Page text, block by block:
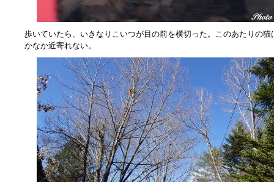
歩いていたら、いきなりこいつが目の前を横切った。このあたりの
かなか近寄れない。